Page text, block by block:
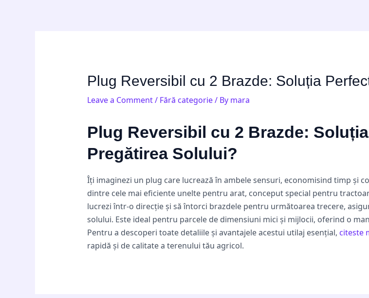
Plug Reversibil cu 2 Brazde: Soluția
Leave a Comment/ Fără categorie/ By mara
Plug Reversibil cu 2 Brazde:
Pregătirea Solului?
Îți imaginezi un plug care lucrează în ambele sensuri, economisind timp și
dintre cele mai eficiente unelte pentru arat, conceput special pentru
lucrezi într-o direcție și să întorci brazdele pentru următoarea trecere,
solului. Este ideal pentru parcele de dimensiuni mici și mijlocii, oferind o
Pentru a descoperi toate detaliile și avantajele acestui utilaj esențial, citeste
rapidă și de calitate a terenului tău agricol.